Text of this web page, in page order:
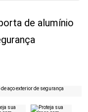
de alumínio